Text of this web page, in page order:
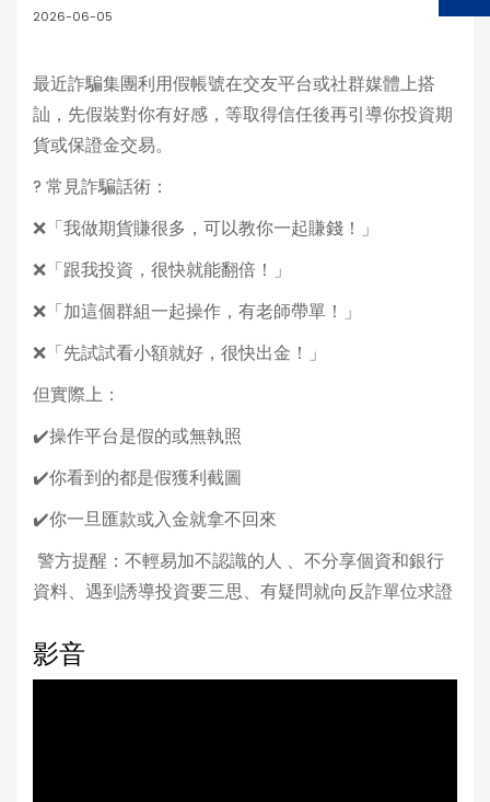
2026-06-05
最近詐騙集團利用假帳號在交友平台或社群媒體上搭
訕，先假裝對你有好感，等取得信任後再引導你投資期
貨或保證金交易。
? 常見詐騙話術：
❌「我做期貨賺很多，可以教你一起賺錢！」
❌「跟我投資，很快就能翻倍！」
❌「加這個群組一起操作，有老師帶單！」
❌「先試試看小額就好，很快出金！」
但實際上：
✔️操作平台是假的或無執照
✔️你看到的都是假獲利截圖
✔️你一旦匯款或入金就拿不回來
警方提醒：不輕易加不認識的人 、不分享個資和銀行
資料、遇到誘導投資要三思、有疑問就向反詐單位求證
影音